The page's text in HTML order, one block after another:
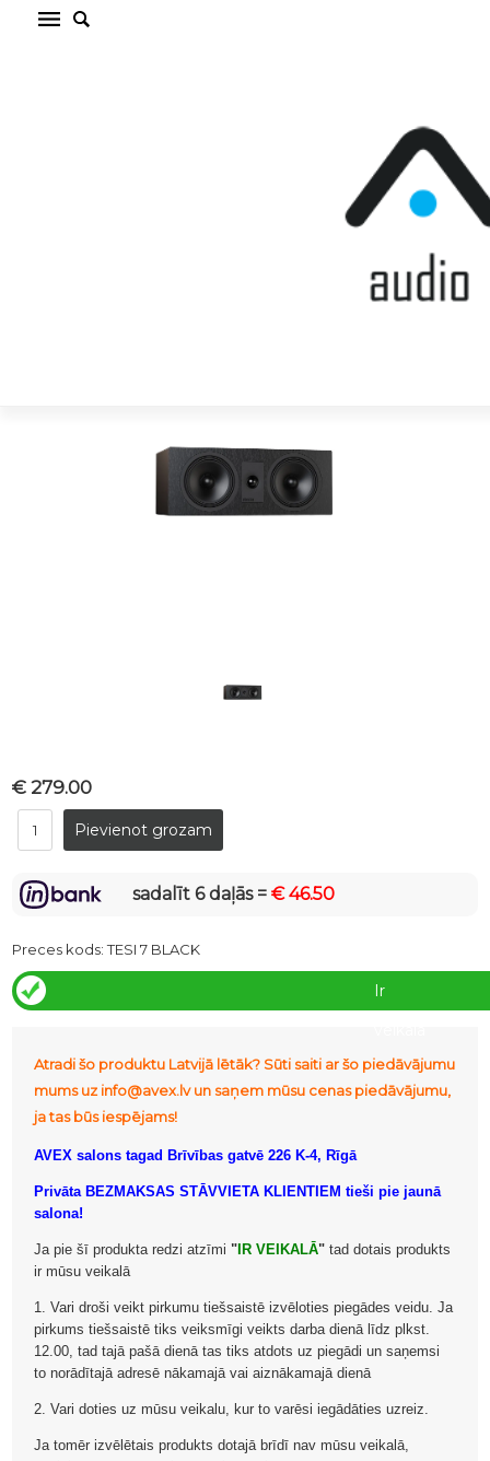
INDIANA LINE TESI 7 BLACK Centrālā akustiskā
Centrālā akustiskā
INDIANA LINE TESI 7 BLACK
€ 279.00
sadalīt 6 daļās =€ 46.50
Preces kods:TESI 7 BLACK
Ir
Atradi šo produktu Latvijā lētāk? Sūti saiti ar šo piedāvājumu
mums uz info@avex.lv un saņem mūsu cenas piedāvājumu,
ja tas būs iespējams!
AVEX salons tagad Brīvības gatvē 226 K-4, Rīgā
Privāta BEZMAKSAS STĀVVIETA KLIENTIEM tieši pie jaunā
salona!
Ja pie šī produkta redzi atzīmi " IR VEIKALĀ" tad dotais produkts
ir mūsu veikalā
1. Vari droši veikt pirkumu tiešsaistē izvēloties piegādes veidu. Ja
pirkums tiešsaistē tiks veiksmīgi veikts darba dienā līdz plkst.
12.00, tad tajā pašā dienā tas tiks atdots uz piegādi un saņemsi
to norādītajā adresē nākamajā vai aiznākamajā dienā
2. Vari doties uz mūsu veikalu, kur to varēsi iegādāties uzreiz.
Ja tomēr izvēlētais produkts dotajā brīdī nav mūsu veikalā,